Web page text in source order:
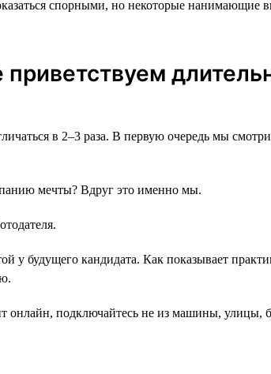
спорными, но некоторые нанимающие
в 2–3 раза. В первую очередь мы
мечты? Вдруг это именно мы.
у будущего кандидата. Как показывает
онлайн, подключайтесь не из машины,